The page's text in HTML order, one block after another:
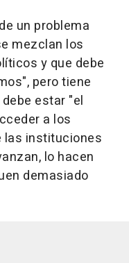
un problema
mezclan los
y que debe
pero tiene
estar "el
a los
las instituciones
lo hacen
demasiado